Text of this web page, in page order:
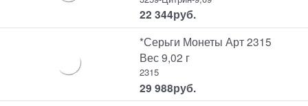
22 344руб.
*Серьги Монеты Арт 2315
Вес 9,02 г
2315
29 988руб.